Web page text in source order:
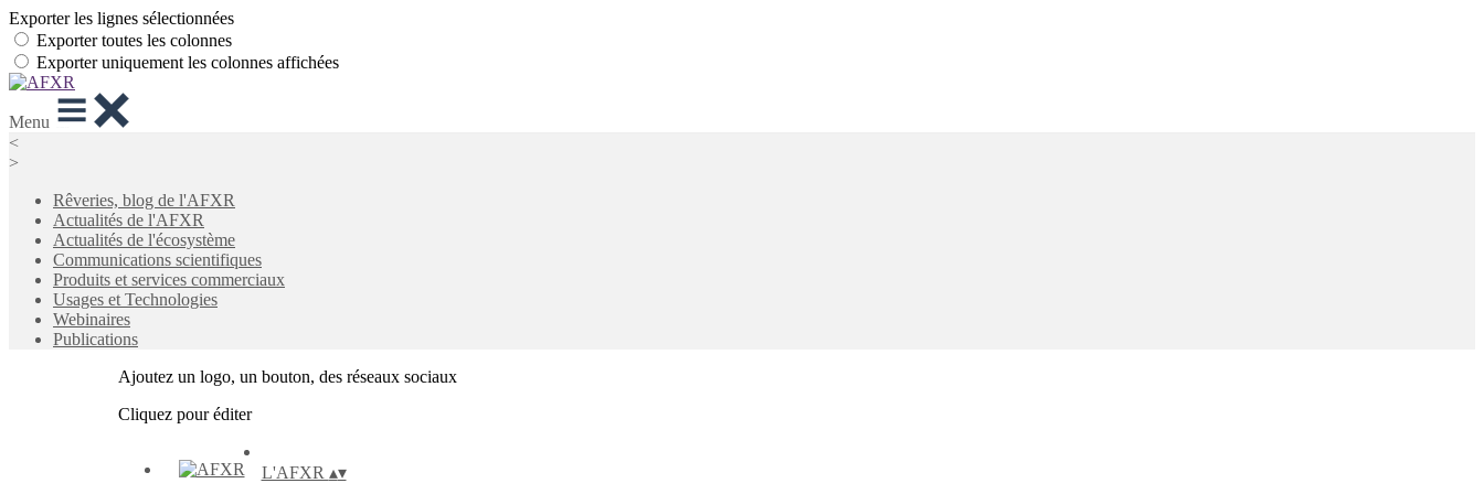
Exporter les lignes sélectionnées
Exporter toutes les colonnes
Exporter uniquement les colonnes affichées
Menu
<
>
Rêveries, blog de l'AFXR
Actualités de l'AFXR
Actualités de l'écosystème
Communications scientifiques
Produits et services commerciaux
Usages et Technologies
Webinaires
Publications
Ajoutez un logo, un bouton, des réseaux sociaux
Cliquez pour éditer
L'AFXR ▴▾